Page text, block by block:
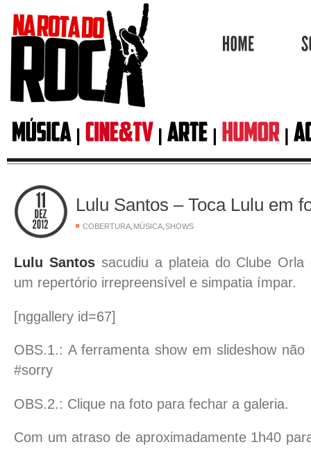
Lulu Santos – Toca Lulu em
COBERTURA,MÚSICA,SHOWS
Lulu Santossacudiu a plateia do Clube Orla
um repertório irrepreensível e simpatia ímpar.
[nggallery id=67]
OBS.1.: A ferramenta show em slideshow
#sorry
OBS.2.: Clique na foto para fechar a galeria.
Com um atraso de aproximadamente 1h40